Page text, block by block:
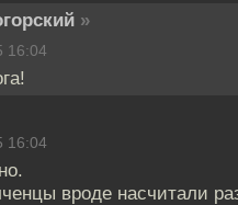
»
16:04
16:04
вроде насчитали